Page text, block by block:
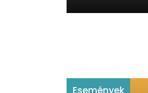
Események